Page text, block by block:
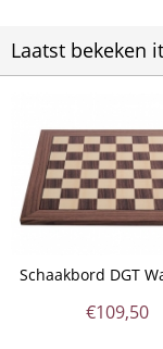
Laatst bekeken
Schaakbord DGT
€109,50